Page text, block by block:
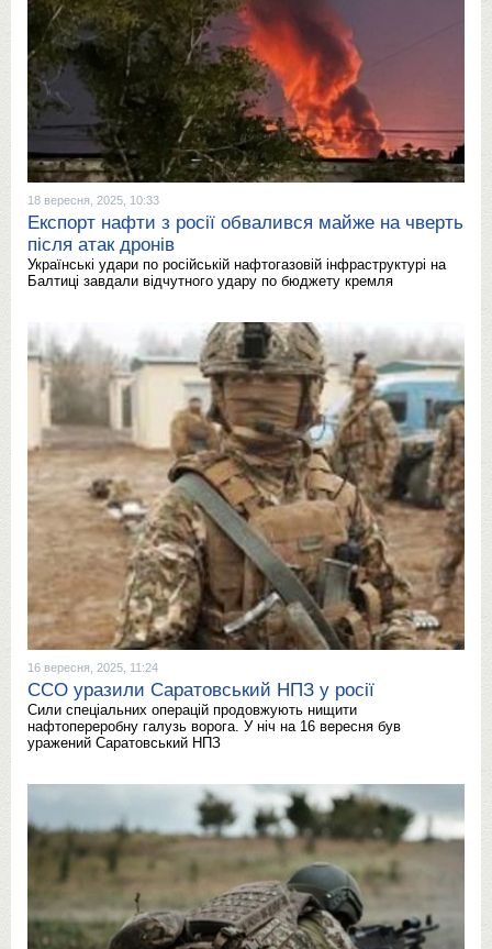
18 вересня, 2025, 10:33
Експорт нафти з росії обвалився майже на чверть
після атак дронів
Українські удари по російській нафтогазовій інфраструктурі на
Балтиці завдали відчутного удару по бюджету кремля
16 вересня, 2025, 11:24
ССО уразили Саратовський НПЗ у росії
Сили спеціальних операцій продовжують нищити
нафтопереробну галузь ворога. У ніч на 16 вересня був
уражений Саратовський НПЗ